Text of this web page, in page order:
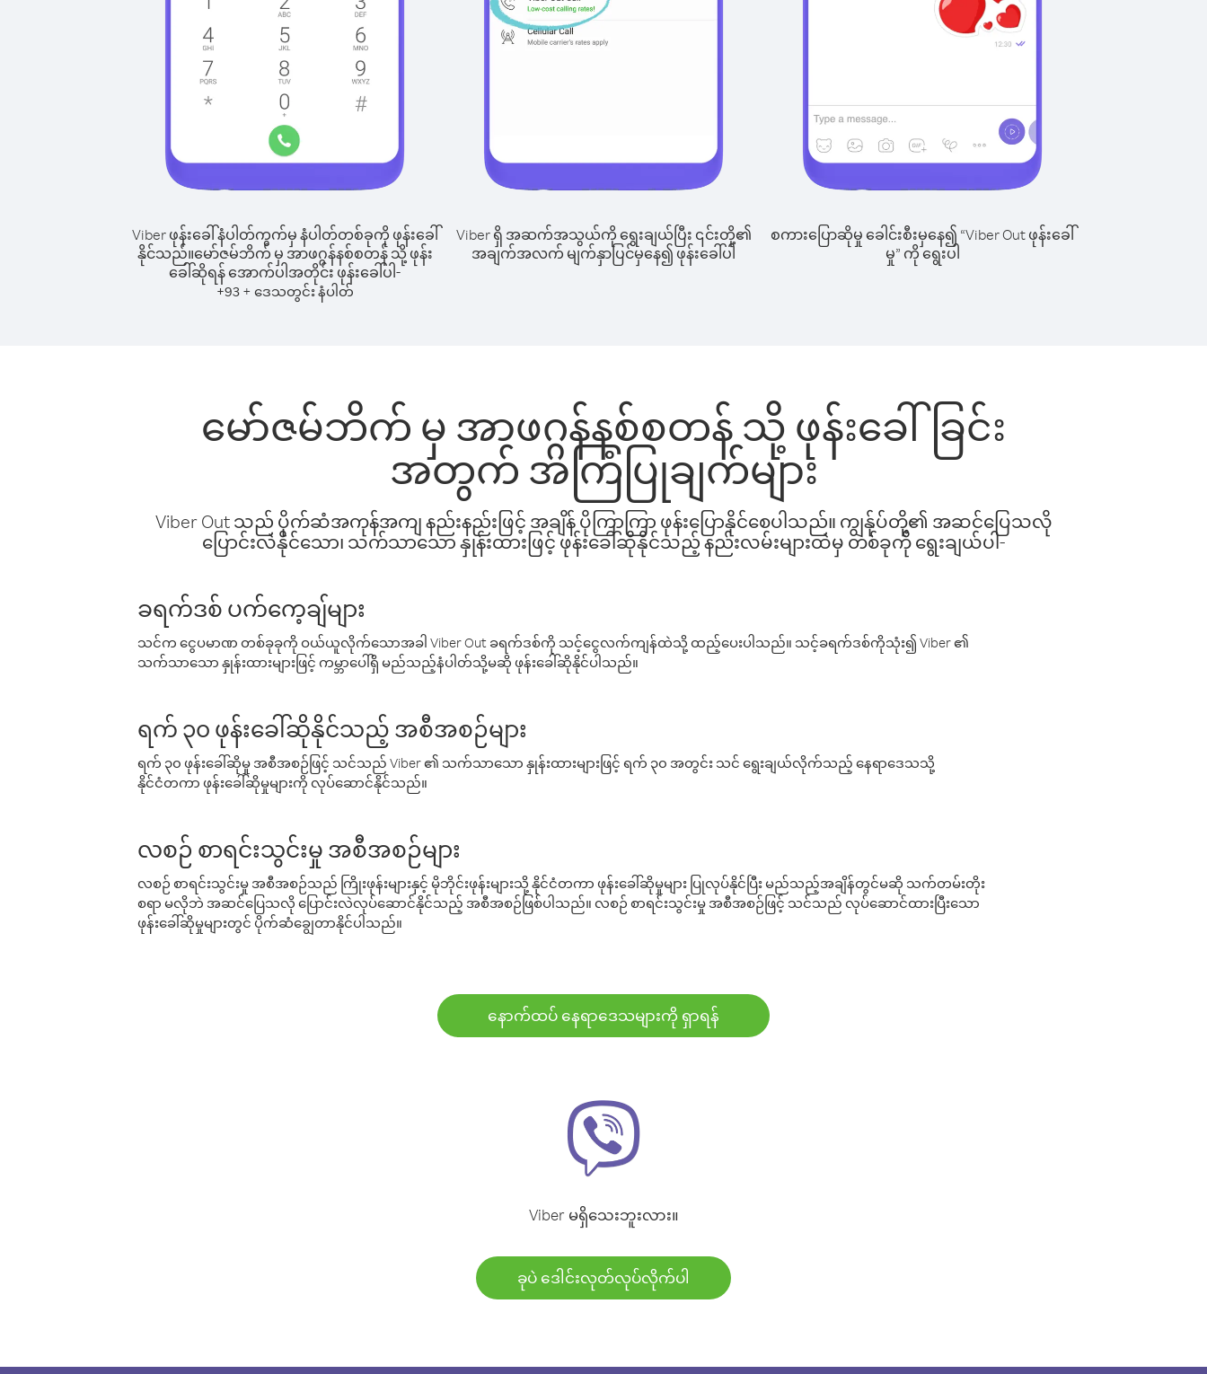
Viber ဖုန်းခေါ်နံပါတ်ကွက်မှ နံပါတ်တစ်ခုကို ဖုန်းခေါ်
နိုင်သည်။မော်ဇမ်ဘိက် မှ အာဖဂ္ဂန်နစ်စတန် သို့ ဖုန်း
ခေါ်ဆိုရန် အောက်ပါအတိုင်း ဖုန်းခေါ်ပါ-
+93+ ဒေသတွင်း နံပါတ်
Viber ရှိ အဆက်အသွယ်ကို ရွေးချယ်ပြီး ၎င်းတို့၏
အချက်အလက် မျက်နှာပြင်မှနေ၍ ဖုန်းခေါ်ပါ
စကားပြောဆိုမှု ခေါင်းစီးမှနေ၍ “Viber Out ဖုန်းခေါ်
မှု” ကို ရွေးပါ
မော်ဇမ်ဘိက် မှ အာဖဂ္ဂန်နစ်စတန် သို့ ဖုန်းခေါ်ခြင်း
အတွက် အကြံပြုချက်များ
Viber Out သည် ပိုက်ဆံအကုန်အကျ နည်းနည်းဖြင့် အချိန် ပိုကြာကြာ ဖုန်းပြောနိုင်စေပါသည်။ ကျွန်ုပ်တို့၏ အဆင်ပြေသလို
ပြောင်းလဲနိုင်သော၊ သက်သာသော နှုန်းထားဖြင့် ဖုန်းခေါ်ဆိုနိုင်သည့် နည်းလမ်းများထဲမှ တစ်ခုကို ရွေးချယ်ပါ-
ခရက်ဒစ် ပက်ကေ့ချ်များ
သင်က ငွေပမာဏ တစ်ခုခုကို ဝယ်ယူလိုက်သောအခါ Viber Out ခရက်ဒစ်ကို သင့်ငွေလက်ကျန်ထဲသို့ ထည့်ပေးပါသည်။ သင့်ခရက်ဒစ်ကိုသုံး၍ Viber ၏
သက်သာသော နှုန်းထားများဖြင့် ကမ္ဘာပေါ်ရှိ မည်သည့်နံပါတ်သို့မဆို ဖုန်းခေါ်ဆိုနိုင်ပါသည်။
ရက် ၃၀ ဖုန်းခေါ်ဆိုနိုင်သည့် အစီအစဉ်များ
ရက် ၃၀ ဖုန်းခေါ်ဆိုမှု အစီအစဉ်ဖြင့် သင်သည် Viber ၏ သက်သာသော နှုန်းထားများဖြင့် ရက် ၃၀ အတွင်း သင် ရွေးချယ်လိုက်သည့် နေရာဒေသသို့
နိုင်ငံတကာ ဖုန်းခေါ်ဆိုမှုများကို လုပ်ဆောင်နိုင်သည်။
လစဉ် စာရင်းသွင်းမှု အစီအစဉ်များ
လစဉ် စာရင်းသွင်းမှု အစီအစဉ်သည် ကြိုးဖုန်းများနှင့် မိုဘိုင်းဖုန်းများသို့ နိုင်ငံတကာ ဖုန်းခေါ်ဆိုမှုများ ပြုလုပ်နိုင်ပြီး မည်သည့်အချိန်တွင်မဆို သက်တမ်းတိုး
စရာ မလိုဘဲ အဆင်ပြေသလို ပြောင်းလဲလုပ်ဆောင်နိုင်သည့် အစီအစဉ်ဖြစ်ပါသည်။ လစဉ် စာရင်းသွင်းမှု အစီအစဉ်ဖြင့် သင်သည် လုပ်ဆောင်ထားပြီးသော
ဖုန်းခေါ်ဆိုမှုများတွင် ပိုက်ဆံချွေတာနိုင်ပါသည်။
နောက်ထပ် နေရာဒေသများကို ရှာရန်
Viber မရှိသေးဘူးလား။
ခုပဲ ဒေါင်းလုတ်လုပ်လိုက်ပါ